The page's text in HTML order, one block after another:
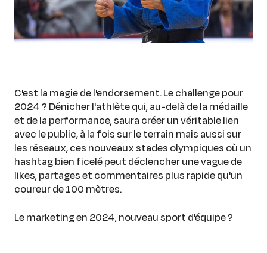
C'est la magie de l'endorsement. Le challenge pour
2024 ? Dénicher l'athlète qui, au-delà de la médaille
et de la performance, saura créer un véritable lien
avec le public, à la fois sur le terrain mais aussi sur
les réseaux, ces nouveaux stades olympiques où un
hashtag bien ficelé peut déclencher une vague de
likes, partages et commentaires plus rapide qu'un
coureur de 100 mètres.
Le marketing en 2024, nouveau sport d'équipe ?